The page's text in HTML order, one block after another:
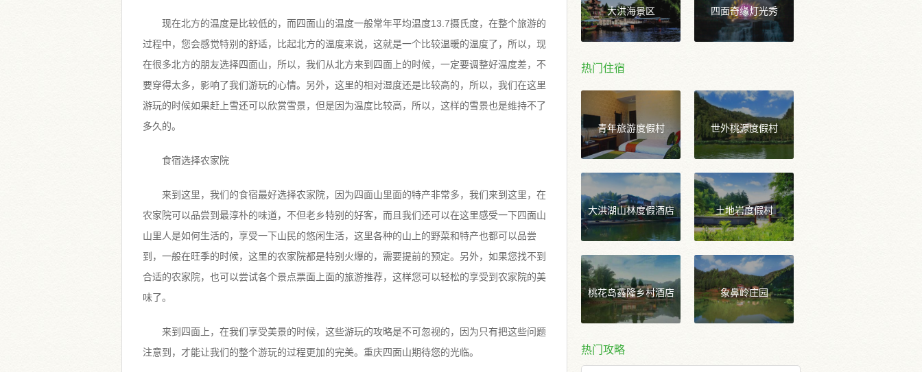
现在北方的温度是比较低的，而四面山的温度一般常年平均温度13.7摄氏度，在整个旅游的
过程中，您会感觉特别的舒适，比起北方的温度来说，这就是一个比较温暖的温度了，所以，现
在很多北方的朋友选择四面山，所以，我们从北方来到四面上的时候，一定要调整好温度差，不
要穿得太多，影响了我们游玩的心情。另外，这里的相对湿度还是比较高的，所以，我们在这里
游玩的时候如果赶上雪还可以欣赏雪景，但是因为温度比较高，所以，这样的雪景也是维持不了
多久的。
食宿选择农家院
来到这里，我们的食宿最好选择农家院，因为四面山里面的特产非常多，我们来到这里，在
农家院可以品尝到最淳朴的味道，不但老乡特别的好客，而且我们还可以在这里感受一下四面山
山里人是如何生活的，享受一下山民的悠闲生活，这里各种的山上的野菜和特产也都可以品尝
到，一般在旺季的时候，这里的农家院都是特别火爆的，需要提前的预定。另外，如果您找不到
合适的农家院，也可以尝试各个景点票面上面的旅游推荐，这样您可以轻松的享受到农家院的美
味了。
来到四面上，在我们享受美景的时候，这些游玩的攻略是不可忽视的，因为只有把这些问题
注意到，才能让我们的整个游玩的过程更加的完美。重庆四面山期待您的光临。
大洪海景区 四面奇缘灯光秀
热门住宿
青年旅游度假村 世外桃源度假村
大洪湖山林度假酒店 土地岩度假村
桃花岛鑫隆乡村酒店 象鼻岭庄园
热门攻略